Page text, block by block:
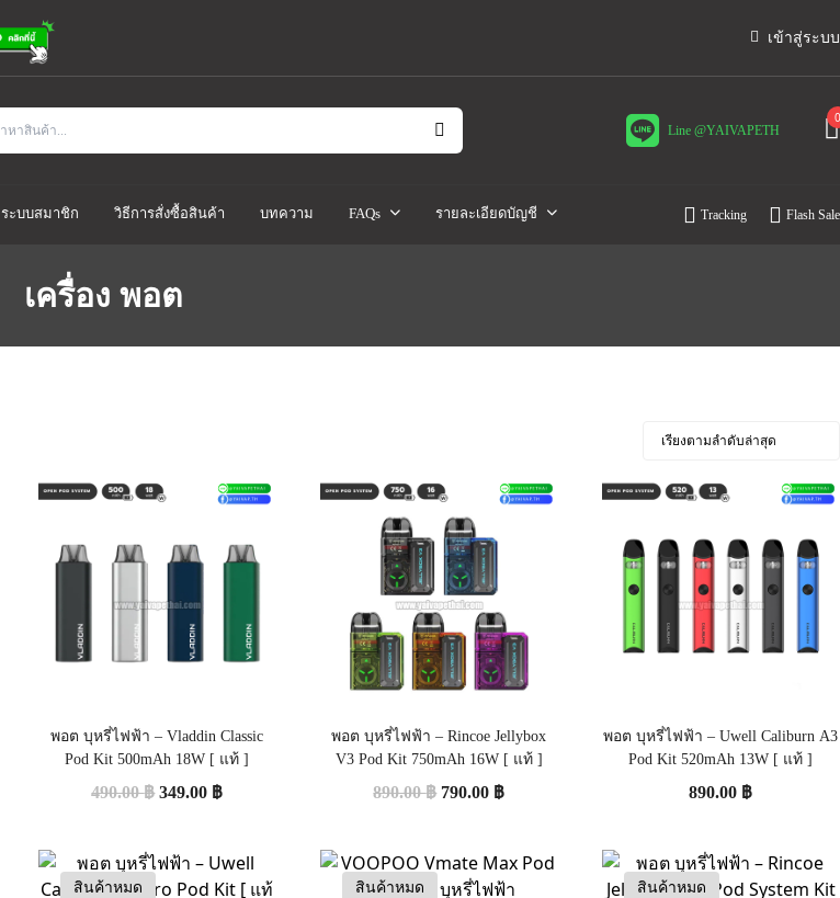
เข้าสู่ระบบ
Line @YAIVAPETH
0
ระบบสมาชิก วิธีการสั่งซื้อสินค้า บทความ FAQs รายละเอียดบัญชี Tracking Flash Sale
เครื่อง พอต
พอต บุหรี่ไฟฟ้า – Vladdin Classic
Pod Kit 500mAh 18W [ แท้ ]
490.00฿ 349.00 ฿
พอต บุหรี่ไฟฟ้า – Rincoe Jellybox
V3 Pod Kit 750mAh 16W [ แท้ ]
890.00฿ 790.00 ฿
พอต บุหรี่ไฟฟ้า – Uwell Caliburn A3
Pod Kit 520mAh 13W [ แท้ ]
890.00 ฿
สินค้าหมด สินค้าหมด สินค้าหมด